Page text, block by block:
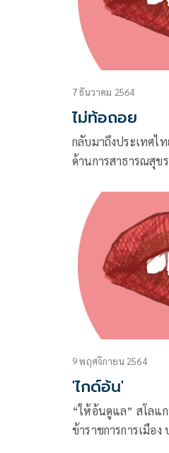
7 ธันวาคม 2564
ไม่ท้อถอย
กลับมาถึงประเทศไ
ด้านการสาธารณสุข
9 พฤศจิกายน 2564
'ไกด์อ้น'
“ให้อ้นดูแล” สโลแ
ข้าราชการการเมือง